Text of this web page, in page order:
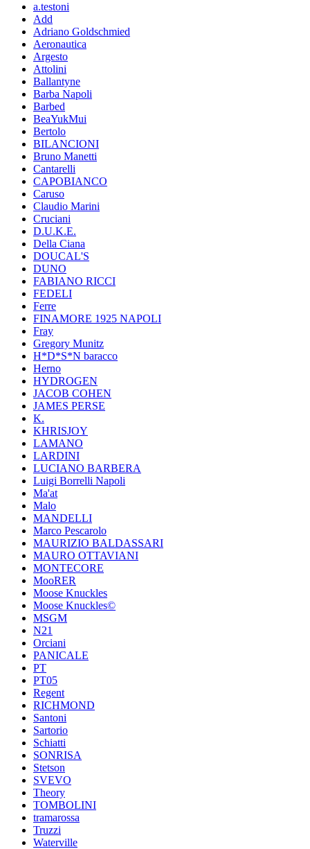
a.testoni
Add
Adriano Goldschmied
Aeronautica
Argesto
Attolini
Ballantyne
Barba Napoli
Barbed
BeaYukMui
Bertolo
BILANCIONI
Bruno Manetti
Cantarelli
CAPOBIANCO
Caruso
Claudio Marini
Cruciani
D.U.K.E.
Della Ciana
DOUCAL'S
DUNO
FABIANO RICCI
FEDELI
Ferre
FINAMORE 1925 NAPOLI
Fray
Gregory Munitz
H*D*S*N baracco
Herno
HYDROGEN
JACOB COHEN
JAMES PERSE
K.
KHRISJOY
LAMANO
LARDINI
LUCIANO BARBERA
Luigi Borrelli Napoli
Ma'at
Malo
MANDELLI
Marco Pescarolo
MAURIZIO BALDASSARI
MAURO OTTAVIANI
MONTECORE
MooRER
Moose Knuckles
Moose Knuckles©️
MSGM
N21
Orciani
PANICALE
PT
PT05
Regent
RICHMOND
Santoni
Sartorio
Schiatti
SONRISA
Stetson
SVEVO
Theory
TOMBOLINI
tramarossa
Truzzi
Waterville